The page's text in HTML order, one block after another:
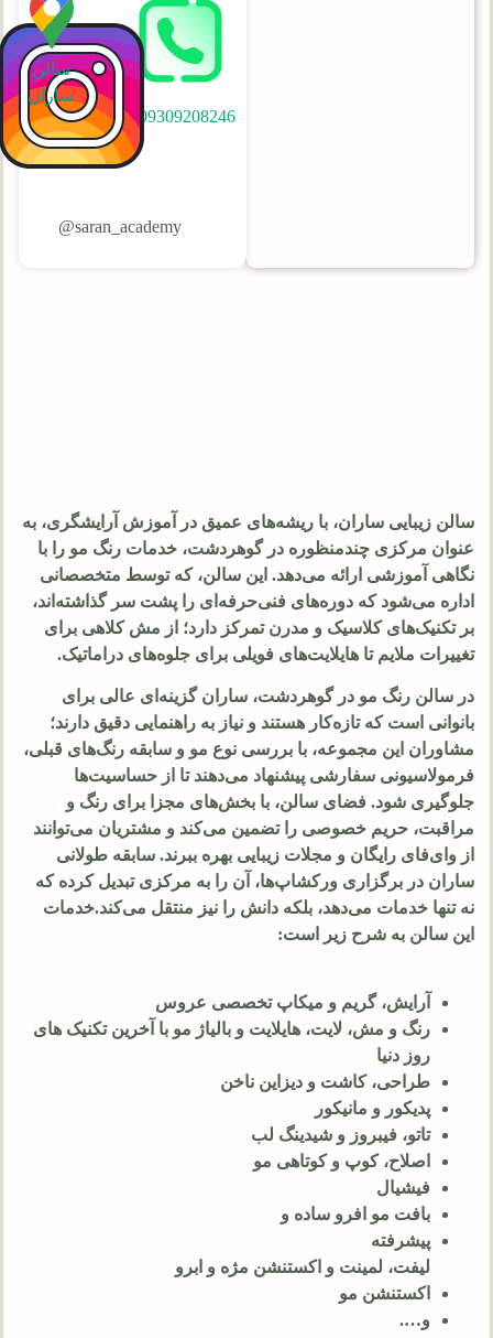
09309208246
saran_academy@
سالن
ساران
سالن زیبایی ساران، با ریشه‌های عمیق در آموزش آرایشگری، به
عنوان مرکزی چندمنظوره در گوهردشت، خدمات رنگ مو را با
نگاهی آموزشی ارائه می‌دهد. این سالن، که توسط متخصصانی
اداره می‌شود که دوره‌های فنی‌حرفه‌ای را پشت سر گذاشته‌اند،
بر تکنیک‌های کلاسیک و مدرن تمرکز دارد؛ از مش کلاهی برای
تغییرات ملایم تا هایلایت‌های فویلی برای جلوه‌های دراماتیک.
در سالن رنگ مو در گوهردشت، ساران گزینه‌ای عالی برای
بانوانی است که تازه‌کار هستند و نیاز به راهنمایی دقیق دارند؛
مشاوران این مجموعه، با بررسی نوع مو و سابقه رنگ‌های قبلی،
فرمولاسیونی سفارشی پیشنهاد می‌دهند تا از حساسیت‌ها
جلوگیری شود. فضای سالن، با بخش‌های مجزا برای رنگ و
مراقبت، حریم خصوصی را تضمین می‌کند و مشتریان می‌توانند
از وای‌فای رایگان و مجلات زیبایی بهره ببرند. سابقه طولانی
ساران در برگزاری ورکشاپ‌ها، آن را به مرکزی تبدیل کرده که
نه تنها خدمات می‌دهد، بلکه دانش را نیز منتقل می‌کند.خدمات
این سالن به شرح زیر است:
آرایش، گریم و میکاپ تخصصی عروس
رنگ و مش، لایت، هایلایت و بالیاژ مو با آخرین تکنیک های
روز دنیا
طراحی، کاشت و دیزاین ناخن
پدیکور و مانیکور
تاتو، فیبروز و شیدینگ لب
اصلاح، کوپ و کوتاهی مو
فیشیال
بافت مو افرو ساده و
پیشرفته
لیفت، لمینت و اکستنشن مژه و ابرو
اکستنشن مو
و….